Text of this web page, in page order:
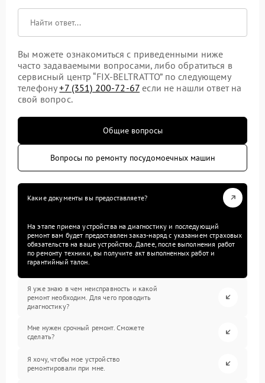
Вы можете ознакомиться с приведенными ниже
часто задаваемыми вопросами, либо обратиться в
сервисный центр “FIX-BELTRATTO” по следующему
телефону+7 (351) 200-72-67 если не нашли ответ на
свой вопрос.
Общие вопросы
Вопросы по ремонту посудомоечных машин
Какие документы вы предоставляете?
На этапе приема устройства на диагностику и последующий
ремонт вам будет предоставлен заказ-наряд с указанием страховых
обязательств на ваше устройство. Далее, после выполнения работ
по ремонту техники, вы получите акт выполненных работ и
гарантийный талон.
Я уже знаю в чем неисправность и какой
ремонт необходим. Для чего проводить
диагностику?
Мне нужен срочный ремонт. Сможете
сделать?
Я хочу, чтобы мое устройство
ремонтировали при мне.